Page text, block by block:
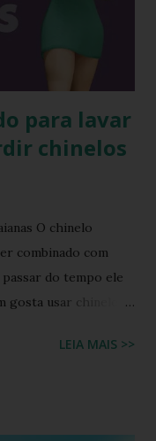
para lavar
chinelos
O chinelo
combinado com
do tempo ele
gosta usar chinelo
os chinelos
LEIA MAIS >>